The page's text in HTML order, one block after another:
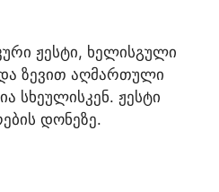
ჟესტი, ხელისგული
ზევით აღმართული
სხეულისკენ. ჟესტი
დონეზე.